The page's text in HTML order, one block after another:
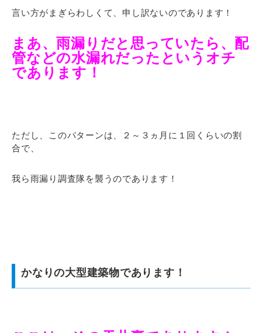
言い方がまぎらわしくて、申し訳ないのであります！
まあ、雨漏りだと思っていたら、配
管などの水漏れだったというオチ
であります！
ただし、このパターンは、２～３ヵ月に１回くらいの割
合で、
我ら雨漏り調査隊を襲うのであります！
かなりの大型建築物であります！